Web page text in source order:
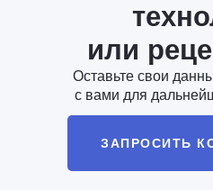
ЗАПРОСИТЬ
или
Оставьте свои
с вами для